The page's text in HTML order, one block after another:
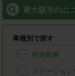
東大阪市のニ
車種別で探す
軽自動車
ステーション